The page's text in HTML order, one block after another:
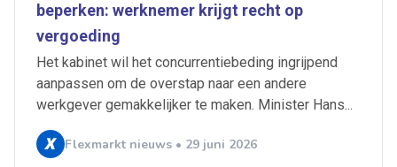
beperken: werknemer krijgt recht op
vergoeding
Het kabinet wil het concurrentiebeding ingrijpend
aanpassen om de overstap naar een andere
werkgever gemakkelijker te maken. Minister Hans...
Flexmarkt nieuws • 29 juni 2026